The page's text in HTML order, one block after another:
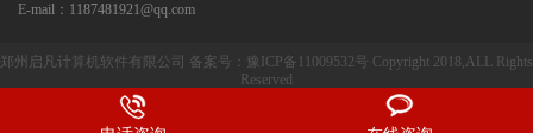
E-mail：1187481921@qq.com
郑州启凡计算机软件有限公司 备案号：豫ICP备11009532号 Copyright 2018,ALL Rights
Reserved